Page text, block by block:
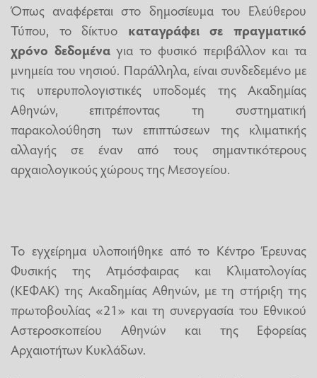
Όπως αναφέρεται στο δημοσίευμα του Ελεύθερου
Τύπου, το δίκτυο καταγράφει σε πραγματικό
χρόνο δεδομέναγια το φυσικό περιβάλλον και τα
μνημεία του νησιού. Παράλληλα, είναι συνδεδεμένο με
τις υπερυπολογιστικές υποδομές της Ακαδημίας
Αθηνών, επιτρέποντας τη συστηματική
παρακολούθηση των επιπτώσεων της κλιματικής
αλλαγής σε έναν από τους σημαντικότερους
αρχαιολογικούς χώρους της Μεσογείου.
Το εγχείρημα υλοποιήθηκε από το Κέντρο Έρευνας
Φυσικής της Ατμόσφαιρας και Κλιματολογίας
(ΚΕΦΑΚ) της Ακαδημίας Αθηνών, με τη στήριξη της
πρωτοβουλίας «21» και τη συνεργασία του Εθνικού
Αστεροσκοπείου Αθηνών και της Εφορείας
Αρχαιοτήτων Κυκλάδων.